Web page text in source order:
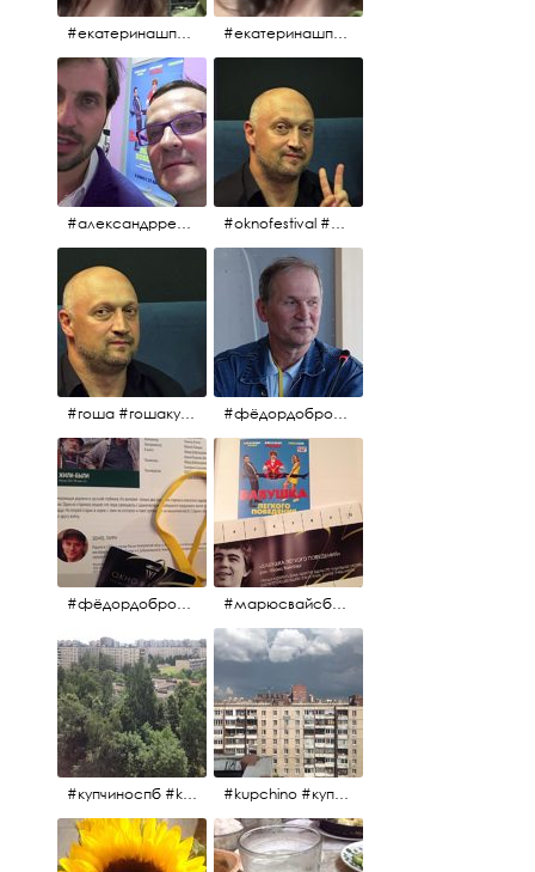
#екатеринашпица #шпица @ekaterinashpitsa #екатеринашпица #шпица @ekaterinashpitsa
#александрревва #ревва #артурпирожков #бабушкалегкогоповедения @arthurpirozhkov #oknofestival #gosha #гошакуценко
#гоша #гошакуценко #oknofestival #фёдордобронравов #кино #хорошеекино #жилибыли
#фёдордобронравов #эдуардпарри #жилибыли #иринарозанова #марюсвайсберг #александрревва #глюкоза #любовьвбольшомгороде #ххvфестивальроссийскогокино
#купчиноспб #kupchino #kupchino #купчиноспб